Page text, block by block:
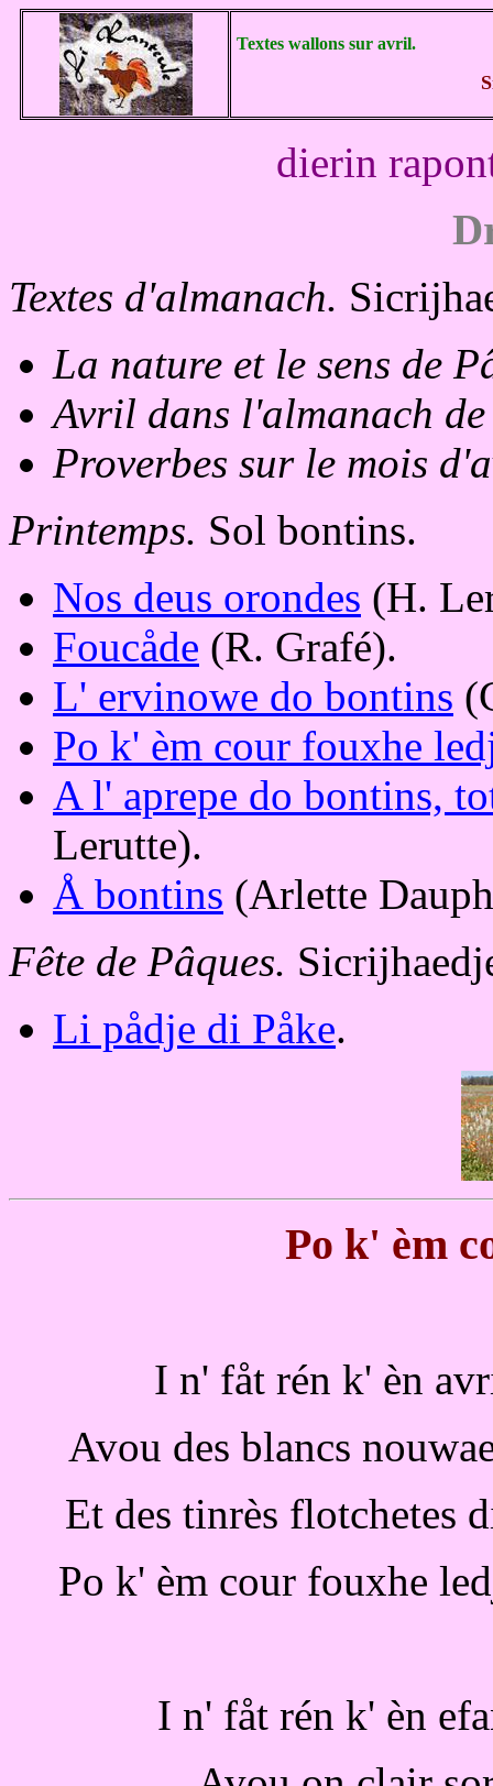
Textes wallons sur avril.
dierin
Textes d'almanach.
La nature et le sens de
Avril dans l'almanach
Proverbes sur le mois
Printemps. Sol bontins.
Nos deus orondes (H.
Foucåde (R. Grafé).
L' ervinowe do bontins
Po k' èm cour fouxhe
A l' aprepe do bontins,
Lerutte).
Å bontins (Arlette
Fête de Pâques.
Li pådje di Påke.
Po k' èm
I n' fåt rén k' èn
Avou des blancs
Et des tinrès flotchetes
Po k' èm cour fouxhe
I n' fåt rén k' èn